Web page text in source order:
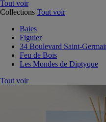
Tout voir
Collections Tout voir
Baies
Figuier
34 Boulevard Saint-
Feu de Bois
Les Mondes de Diptyque
Tout voir